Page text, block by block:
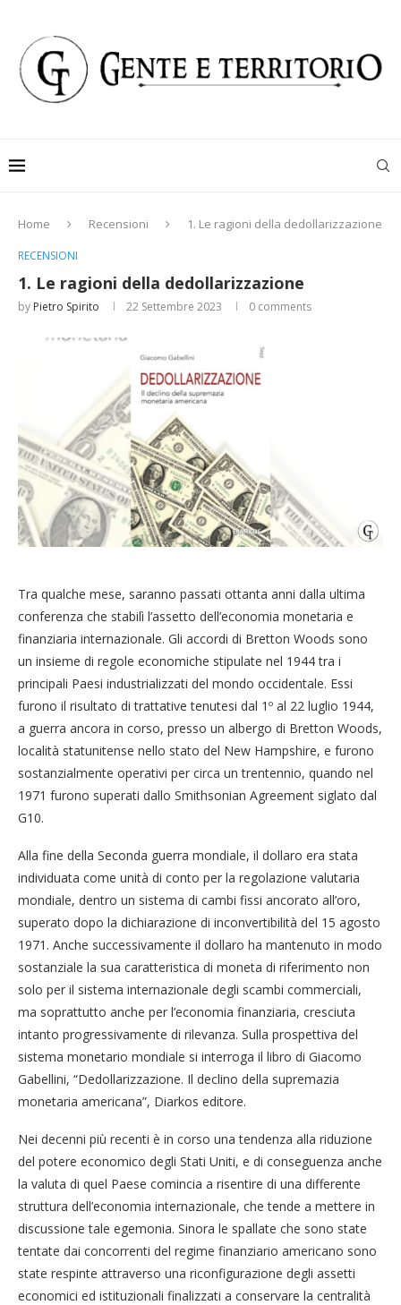
Home Recensioni 1. Le ragioni della dedollarizzazione
RECENSIONI
1. Le ragioni della dedollarizzazione
by Pietro Spirito 22 Settembre 2023 0 comments
Tra qualche mese, saranno passati ottanta anni dalla ultima
conferenza che stabilì l’assetto dell’economia monetaria e
finanziaria internazionale. Gli accordi di Bretton Woods sono
un insieme di regole economiche stipulate nel 1944 tra i
principali Paesi industrializzati del mondo occidentale. Essi
furono il risultato di trattative tenutesi dal 1º al 22 luglio 1944,
a guerra ancora in corso, presso un albergo di Bretton Woods,
località statunitense nello stato del New Hampshire, e furono
sostanzialmente operativi per circa un trentennio, quando nel
1971 furono superati dallo Smithsonian Agreement siglato dal
G10.
Alla fine della Seconda guerra mondiale, il dollaro era stata
individuata come unità di conto per la regolazione valutaria
mondiale, dentro un sistema di cambi fissi ancorato all’oro,
superato dopo la dichiarazione di inconvertibilità del 15 agosto
1971. Anche successivamente il dollaro ha mantenuto in modo
sostanziale la sua caratteristica di moneta di riferimento non
solo per il sistema internazionale degli scambi commerciali,
ma soprattutto anche per l’economia finanziaria, cresciuta
intanto progressivamente di rilevanza. Sulla prospettiva del
sistema monetario mondiale si interroga il libro di Giacomo
Gabellini, “Dedollarizzazione. Il declino della supremazia
monetaria americana”, Diarkos editore.
Nei decenni più recenti è in corso una tendenza alla riduzione
del potere economico degli Stati Uniti, e di conseguenza anche
la valuta di quel Paese comincia a risentire di una differente
struttura dell’economia internazionale, che tende a mettere in
discussione tale egemonia. Sinora le spallate che sono state
tentate dai concorrenti del regime finanziario americano sono
state respinte attraverso una riconfigurazione degli assetti
economici ed istituzionali finalizzati a conservare la centralità